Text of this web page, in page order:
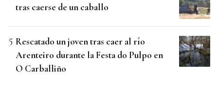
tras caerse de un caballo
Rescatado un joven tras caer al río
Arenteiro durante la Festa do Pulpo en
O Carballiño